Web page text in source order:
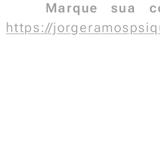
Marque sua
https://